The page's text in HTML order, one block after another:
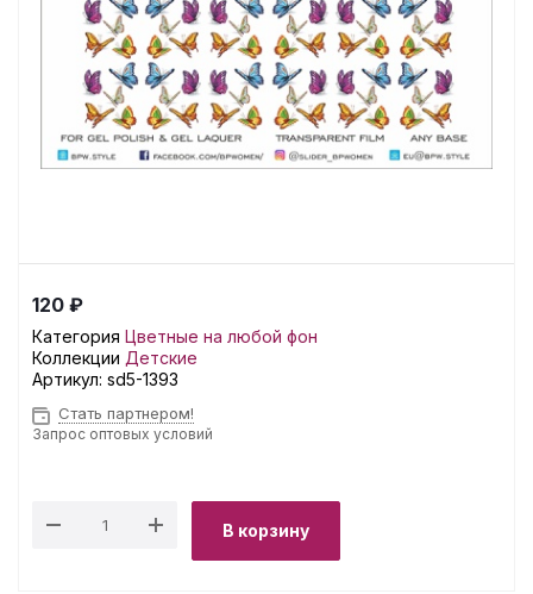
120 ₽
Категория Цветные на любой фон
Коллекции Детские
Артикул: sd5-1393
Стать партнером!
Запрос оптовых условий
В корзину